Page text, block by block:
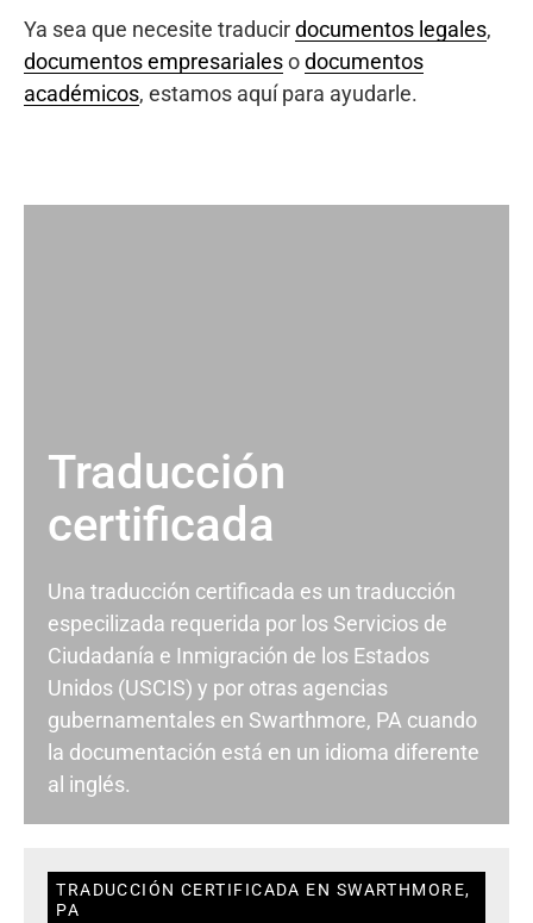
Ya sea que necesite traducirdocumentos legales,
documentos empresarialesodocumentos
académicos, estamos aquí para ayudarle.
Traducción
certificada
Una traducción certificada es un traducción
especilizada requerida por los Servicios de
Ciudadanía e Inmigración de los Estados
Unidos (USCIS) y por otras agencias
gubernamentales en Swarthmore, PA cuando
la documentación está en un idioma diferente
al inglés.
TRADUCCIÓN CERTIFICADA EN SWARTHMORE,
PA